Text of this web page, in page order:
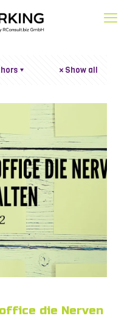
Show all
die Nerven